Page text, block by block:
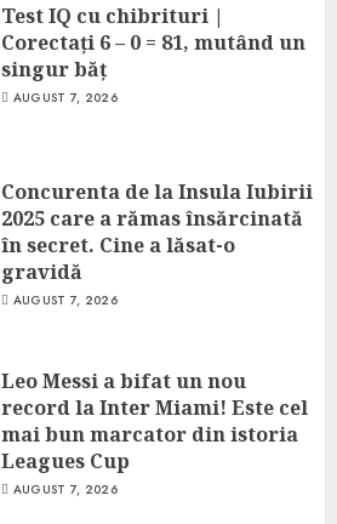
Test IQ cu chibrituri |
Corectați 6 – 0 = 81, mutând un
singur băț
AUGUST 7, 2026
Concurenta de la Insula Iubirii
2025 care a rămas însărcinată
în secret. Cine a lăsat-o
gravidă
AUGUST 7, 2026
Leo Messi a bifat un nou
record la Inter Miami! Este cel
mai bun marcator din istoria
Leagues Cup
AUGUST 7, 2026